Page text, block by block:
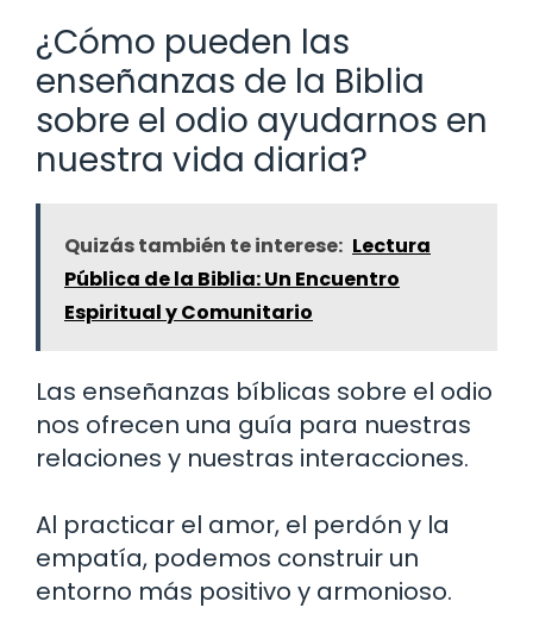
¿Cómo pueden las
enseñanzas de la Biblia
sobre el odio ayudarnos en
nuestra vida diaria?
Quizás también te interese: Lectura
Pública de la Biblia: Un Encuentro
Espiritual y Comunitario
Las enseñanzas bíblicas sobre el odio
nos ofrecen una guía para nuestras
relaciones y nuestras interacciones.
Al practicar el amor, el perdón y la
empatía, podemos construir un
entorno más positivo y armonioso.